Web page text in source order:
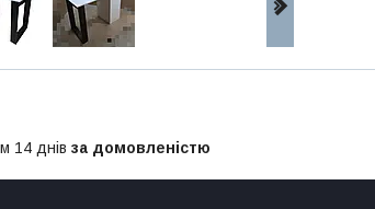
14 днів за домовленістю